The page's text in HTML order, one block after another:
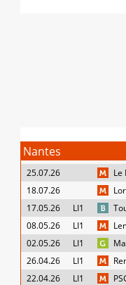
Nantes
25.07.26
Le
18.07.26
17.05.26
LI1
08.05.26
LI1
02.05.26
LI1
26.04.26
LI1
22.04.26
LI1